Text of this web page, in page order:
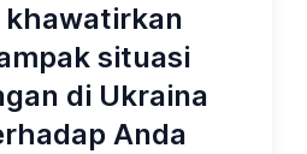
khawatirkan
situasi
di Ukraina
Anda